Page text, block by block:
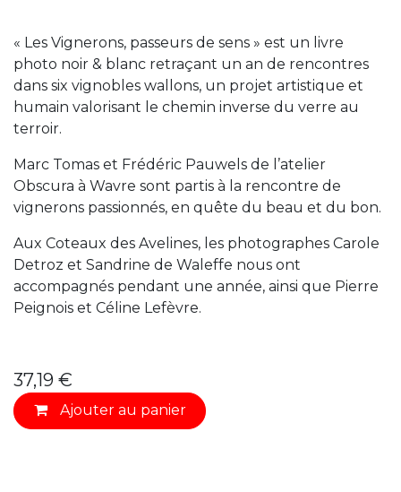
« Les Vignerons, passeurs de sens » est un livre
photo noir & blanc retraçant un an de rencontres
dans six vignobles wallons, un projet artistique et
humain valorisant le chemin inverse du verre au
terroir.
Marc Tomas et Frédéric Pauwels de l’atelier
Obscura à Wavre sont partis à la rencontre de
vignerons passionnés, en quête du beau et du bon.
Aux Coteaux des Avelines, les photographes Carole
Detroz et Sandrine de Waleffe nous ont
accompagnés pendant une année, ainsi que Pierre
Peignois et Céline Lefèvre.
37,19 €
Ajouter au panier